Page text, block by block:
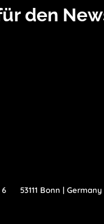
den
53111 Bonn | Germany